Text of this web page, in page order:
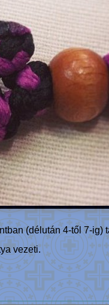
(délután 4-től 7-
vezeti.